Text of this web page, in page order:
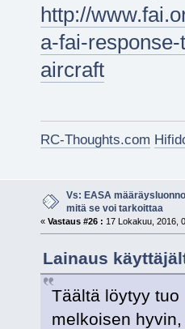
http://
a-fai-
aircraft
RC-Thoughts.com
Vs: EASA
mitä se voi tarkoittaa
« Vastaus #26 : 17 Lokakuu, 2016,
Lainaus
Täältä löytyy tuo
melkoisen